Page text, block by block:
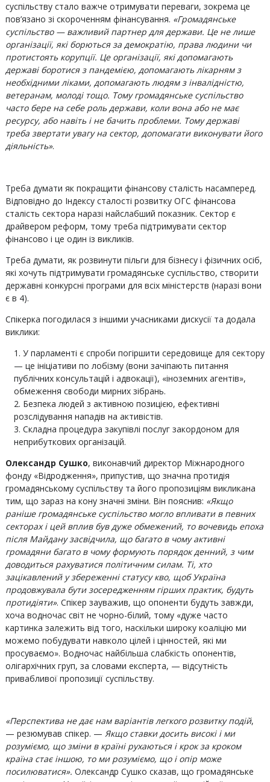
суспільству стало важче отримувати переваги, зокрема це
пов’язано зі скороченням фінансування. «Громадянське
суспільство — важливий партнер для держави. Це не лише
організації, які борються за демократію, права людини чи
протистоять корупції. Це організації, які допомагають
державі боротися з пандемією, допомагають лікарням з
необхідними ліками, допомагають людям з інвалідністю,
ветеранам, молоді тощо. Тому громадянське суспільство
часто бере на себе роль держави, коли вона або не має
ресурсу, або навіть і не бачить проблеми. Тому державі
треба звертати увагу на сектор, допомагати виконувати його
діяльність».
Треба думати як покращити фінансову сталість насамперед.
Відповідно до Індексу сталості розвитку ОГС фінансова
сталість сектора наразі найслабший показник. Сектор є
драйвером реформ, тому треба підтримувати сектор
фінансово і це один із викликів.
Треба думати, як розвинути пільги для бізнесу і фізичних осіб,
які хочуть підтримувати громадянське суспільство, створити
державні конкурсні програми для всіх міністерств (наразі вони
є в 4).
Спікерка погодилася з іншими учасниками дискусії та додала
виклики:
У парламенті є спроби погіршити середовище для сектору
— це ініціативи по лобізму (вони зачіпають питання
публічних консультацій і адвокації), «іноземних агентів»,
обмеження свободи мирних зібрань.
Безпека людей з активною позицією, ефективні
розслідування нападів на активістів.
Складна процедура закупівлі послуг закордоном для
неприбуткових організацій.
Олександр Сушко, виконавчий директор Міжнародного
фонду «Відродження», припустив, що значна протидія
громадянському суспільству та його пропозиціям викликана
тим, що зараз на кону значні зміни. Він пояснив: «Якщо
раніше громадянське суспільство могло впливати в певних
секторах і цей вплив був дуже обмежений, то вочевидь епоха
після Майдану засвідчила, що багато в чому активні
громадяни багато в чому формують порядок денний, з чим
доводиться рахуватися політичним силам. Ті, хто
зацікавлений у збереженні статусу кво, щоб Україна
продовжувала бути зосередженням гірших практик, будуть
протидіяти». Спікер зауважив, що опоненти будуть завжди,
хоча водночас світ не чорно-білий, тому «дуже часто
картинка залежить від того, наскільки широку коаліцію ми
можемо побудувати навколо цілей і цінностей, які ми
просуваємо». Водночас найбільша слабкість опонентів,
олігархічних груп, за словами експерта, — відсутність
привабливої пропозиції суспільству.
«Перспектива не дає нам варіантів легкого розвитку подій,
— резюмував спікер. — Якщо ставки досить високі і ми
розуміємо, що зміни в країні рухаються і крок за кроком
країна стає іншою, то ми розуміємо, що і опір може
посилюватися». Олександр Сушко сказав, що громадянське